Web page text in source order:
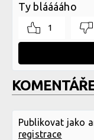
Ty blááááho
1
Publikovat jako
registrace